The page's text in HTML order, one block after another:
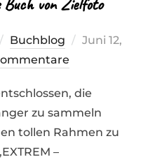
Buchblog
Juni 12,
die
zu sammeln
tollen Rahmen zu
–